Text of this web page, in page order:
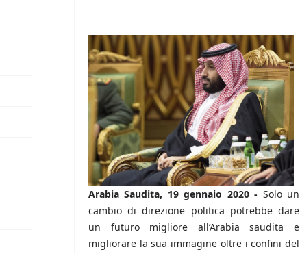
Arabia Saudita, 19 gennaio 2020 - Solo un
cambio di direzione politica potrebbe dare
un futuro migliore all’Arabia saudita e
migliorare la sua immagine oltre i confini del